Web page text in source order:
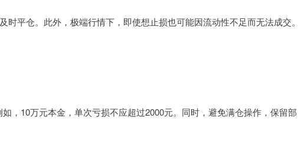
平仓。此外，极端行情下，即使想止损也可能因流动性不足而无法成交。
，10万元本金，单次亏损不应超过2000元。同时，避免满仓操作，保留部